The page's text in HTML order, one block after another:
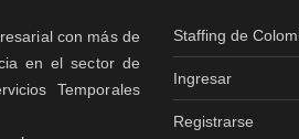
con más de
en el sector de
Temporales
Staffing de
Ingresar
Registrarse